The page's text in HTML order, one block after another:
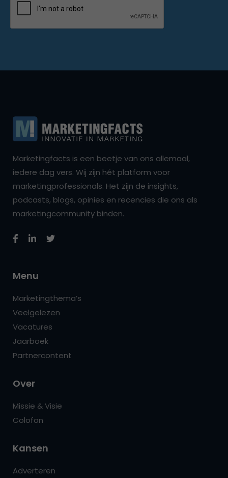
Marketingfacts is een beetje van ons allemaal,
iedere dag vers. Wij zijn hét platform voor
marketingprofessionals. Het zijn de insights,
podcasts, blogs, opinies en recencies die ons als
marketingcommunity binden.
Menu
Marketingthema’s
Veelgelezen
Vacatures
Jaarboek
Partnercontent
Over
Missie & Visie
Colofon
Kansen
Adverteren